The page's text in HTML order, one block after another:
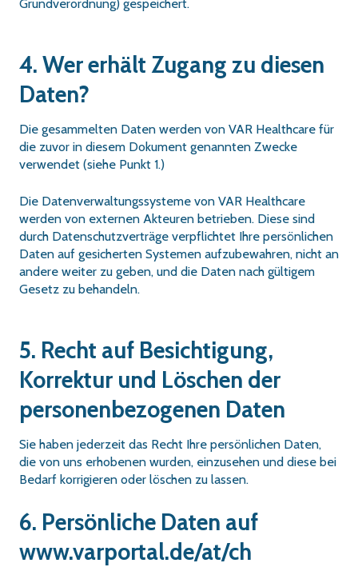
Grundverordnung) gespeichert.
4. Wer erhält Zugang zu diesen
Daten?
Die gesammelten Daten werden von VAR Healthcare für
die zuvor in diesem Dokument genannten Zwecke
verwendet (siehe Punkt 1.)
Die Datenverwaltungssysteme von VAR Healthcare
werden von externen Akteuren betrieben. Diese sind
durch Datenschutzverträge verpflichtet Ihre persönlichen
Daten auf gesicherten Systemen aufzubewahren, nicht an
andere weiter zu geben, und die Daten nach gültigem
Gesetz zu behandeln.
5. Recht auf Besichtigung,
Korrektur und Löschen der
personenbezogenen Daten
Sie haben jederzeit das Recht Ihre persönlichen Daten,
die von uns erhobenen wurden, einzusehen und diese bei
Bedarf korrigieren oder löschen zu lassen.
6. Persönliche Daten auf
www.varportal.de/at/ch